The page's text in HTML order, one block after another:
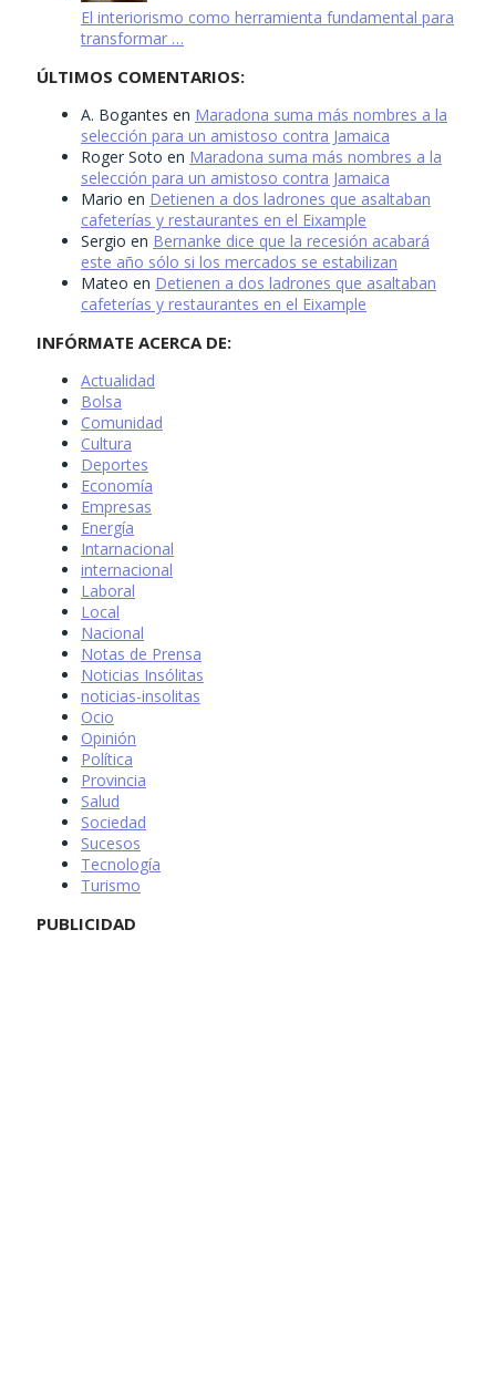
El interiorismo como herramienta fundamental para
transformar …
ÚLTIMOS COMENTARIOS:
A. Bogantes en Maradona suma más nombres a la
selección para un amistoso contra Jamaica
Roger Soto en Maradona suma más nombres a la
selección para un amistoso contra Jamaica
Mario en Detienen a dos ladrones que asaltaban
cafeterías y restaurantes en el Eixample
Sergio en Bernanke dice que la recesión acabará
este año sólo si los mercados se estabilizan
Mateo en Detienen a dos ladrones que asaltaban
cafeterías y restaurantes en el Eixample
INFÓRMATE ACERCA DE:
Actualidad
Bolsa
Comunidad
Cultura
Deportes
Economía
Empresas
Energía
Intarnacional
internacional
Laboral
Local
Nacional
Notas de Prensa
Noticias Insólitas
noticias-insolitas
Ocio
Opinión
Política
Provincia
Salud
Sociedad
Sucesos
Tecnología
Turismo
PUBLICIDAD